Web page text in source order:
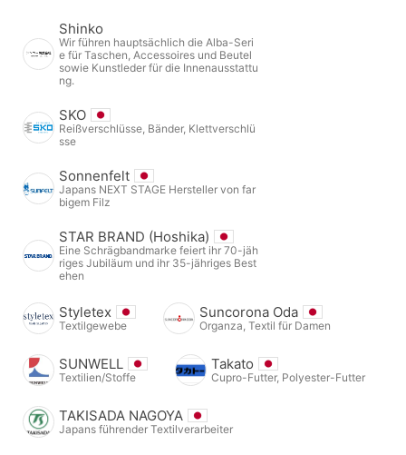
Shinko
Wir führen hauptsächlich die Alba-Seri
e für Taschen, Accessoires und Beutel
sowie Kunstleder für die Innenausstattu
ng.
SKO
Reißverschlüsse, Bänder, Klettverschlü
sse
Sonnenfelt
Japans NEXT STAGE Hersteller von far
bigem Filz
STAR BRAND (Hoshika)
Eine Schrägbandmarke feiert ihr 70-jäh
riges Jubiläum und ihr 35-jähriges Best
ehen
Styletex
Textilgewebe
Suncorona Oda
Organza, Textil für Damen
SUNWELL
Textilien/Stoffe
Takato
Cupro-Futter, Polyester-Futter
TAKISADA NAGOYA
Japans führender Textilverarbeiter